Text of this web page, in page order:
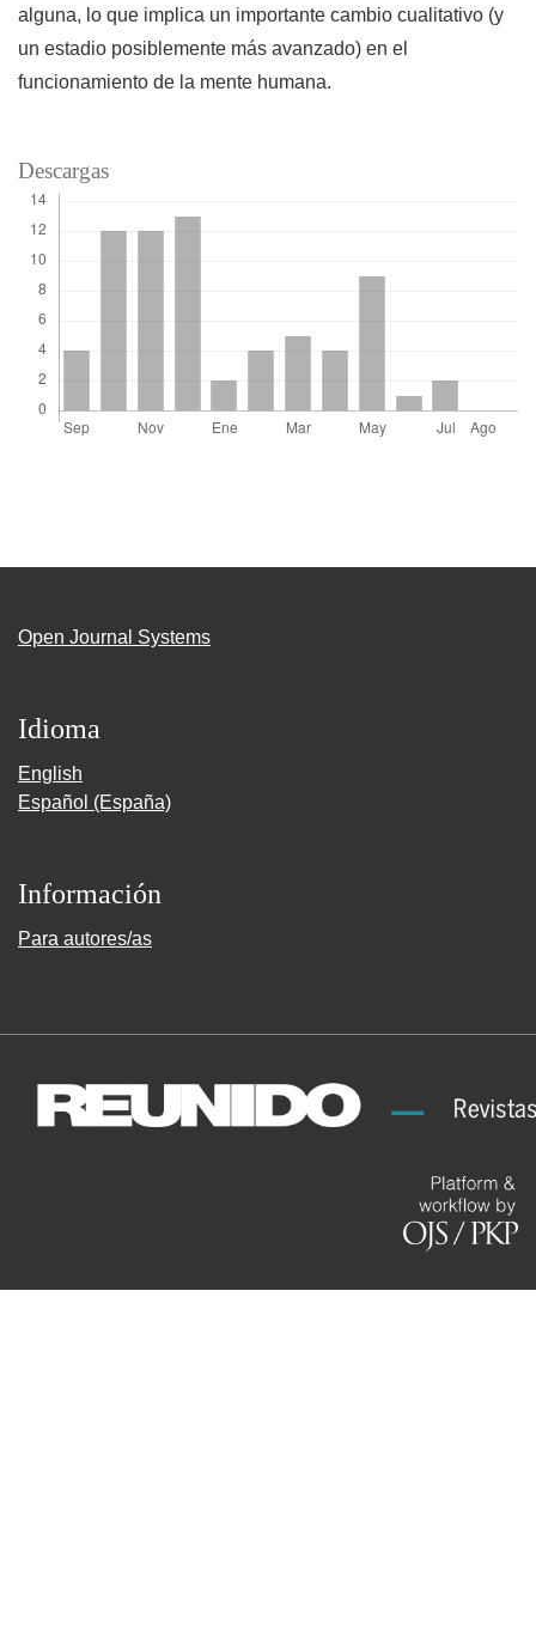
alguna, lo que implica un importante cambio cualitativo (y
un estadio posiblemente más avanzado) en el
funcionamiento de la mente humana.
Descargas
Open Journal Systems
Idioma
English
Español (España)
Información
Para autores/as